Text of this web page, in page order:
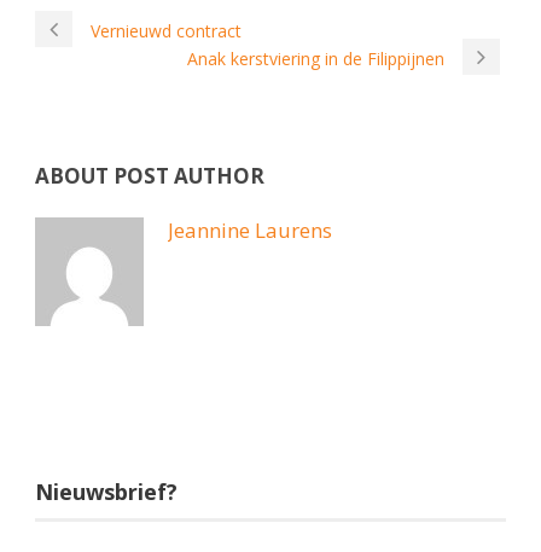
Vernieuwd contract
Anak kerstviering in de Filippijnen
ABOUT POST AUTHOR
Jeannine Laurens
Nieuwsbrief?